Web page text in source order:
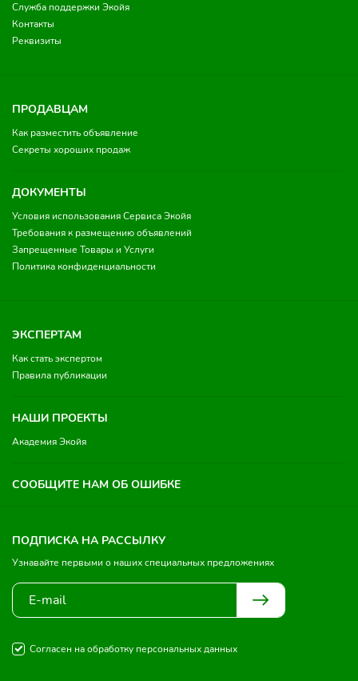
Служба поддержки Экойя
Контакты
Реквизиты
ПРОДАВЦАМ
Как разместить объявление
Секреты хороших продаж
ДОКУМЕНТЫ
Условия использования Сервиса Экойя
Требования к размещению объявлений
Запрещенные Товары и Услуги
Политика конфиденциальности
ЭКСПЕРТАМ
Как стать экспертом
Правила публикации
НАШИ ПРОЕКТЫ
Академия Экойя
СООБЩИТЕ НАМ ОБ ОШИБКЕ
ПОДПИСКА НА РАССЫЛКУ
Узнавайте первыми о наших специальных предложениях
Согласен на обработку персональных данных